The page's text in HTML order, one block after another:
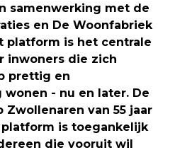
samenwerking met de
en De Woonfabriek
platform is het centrale
inwoners die zich
prettig en
- nu en later. De
van 55 jaar
is toegankelijk
die vooruit wil